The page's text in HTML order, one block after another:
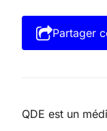
Partager
QDE est un